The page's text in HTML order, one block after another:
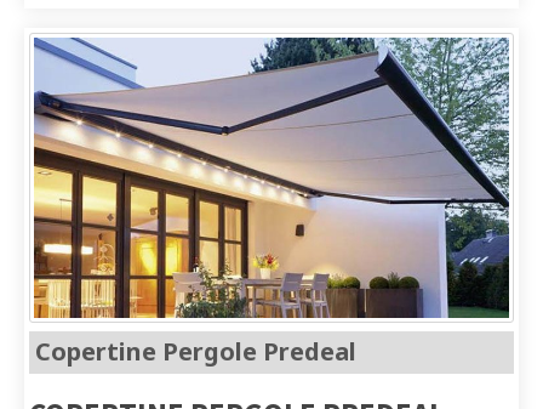
Copertine Pergole Predeal